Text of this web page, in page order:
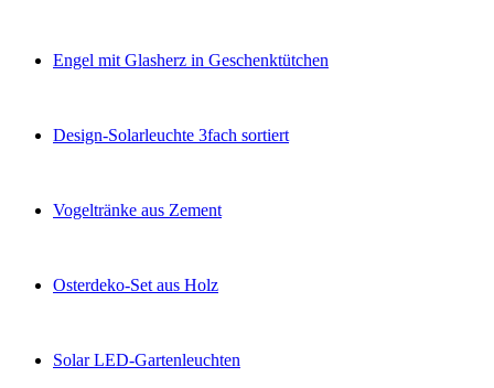
Engel mit Glasherz in Geschenktütchen
Design-Solarleuchte 3fach sortiert
Vogeltränke aus Zement
Osterdeko-Set aus Holz
Solar LED-Gartenleuchten